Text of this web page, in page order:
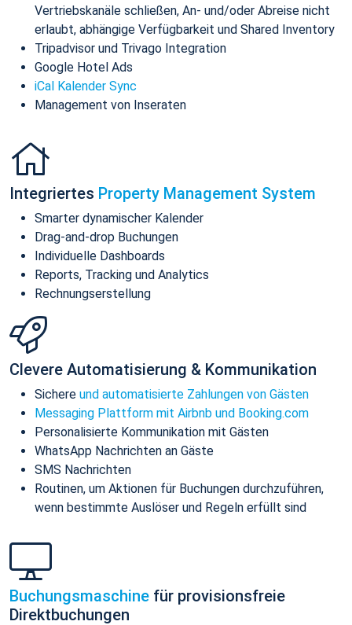
Vertriebskanäle schließen, An- und/oder Abreise nicht
erlaubt, abhängige Verfügbarkeit und Shared Inventory
Tripadvisor und Trivago Integration
Google Hotel Ads
iCal Kalender Sync
Management von Inseraten
Integriertes Property Management System
Smarter dynamischer Kalender
Drag-and-drop Buchungen
Individuelle Dashboards
Reports, Tracking und Analytics
Rechnungserstellung
Clevere Automatisierung & Kommunikation
Sichere und automatisierte Zahlungen von Gästen
Messaging Plattform mit Airbnb und Booking.com
Personalisierte Kommunikation mit Gästen
WhatsApp Nachrichten an Gäste
SMS Nachrichten
Routinen, um Aktionen für Buchungen durchzuführen,
wenn bestimmte Auslöser und Regeln erfüllt sind
Buchungsmaschine für provisionsfreie
Direktbuchungen